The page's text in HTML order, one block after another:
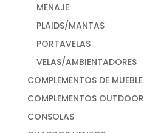
MENAJE
PLAIDS/MANTAS
PORTAVELAS
VELAS/AMBIENTADORES
COMPLEMENTOS DE MUEBLE
COMPLEMENTOS OUTDOOR
CONSOLAS